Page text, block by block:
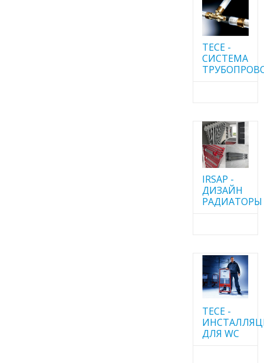
TECE -
CИСТЕМА
IRSAP -
ДИЗАЙН
РАДИАТОРЫ
TECE -
ДЛЯ WC